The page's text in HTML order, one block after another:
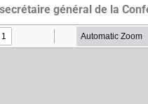
général de la